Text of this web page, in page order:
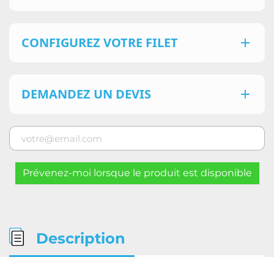
CONFIGUREZ VOTRE FILET 
DEMANDEZ UN DEVIS 
Prévenez-moi lorsque le produit est disponible
Description